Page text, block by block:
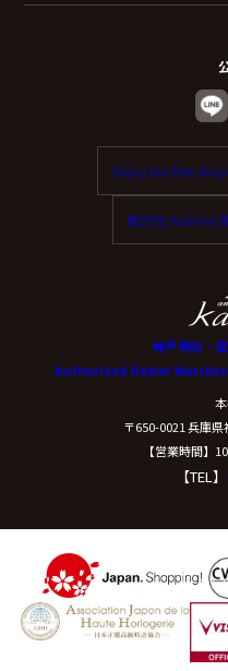
Enjoy tax-free
歡迎在 Kamine
神戸 時計・
Authorized Dealer
〒650-0021 兵庫
【営業時間】
【TEL】